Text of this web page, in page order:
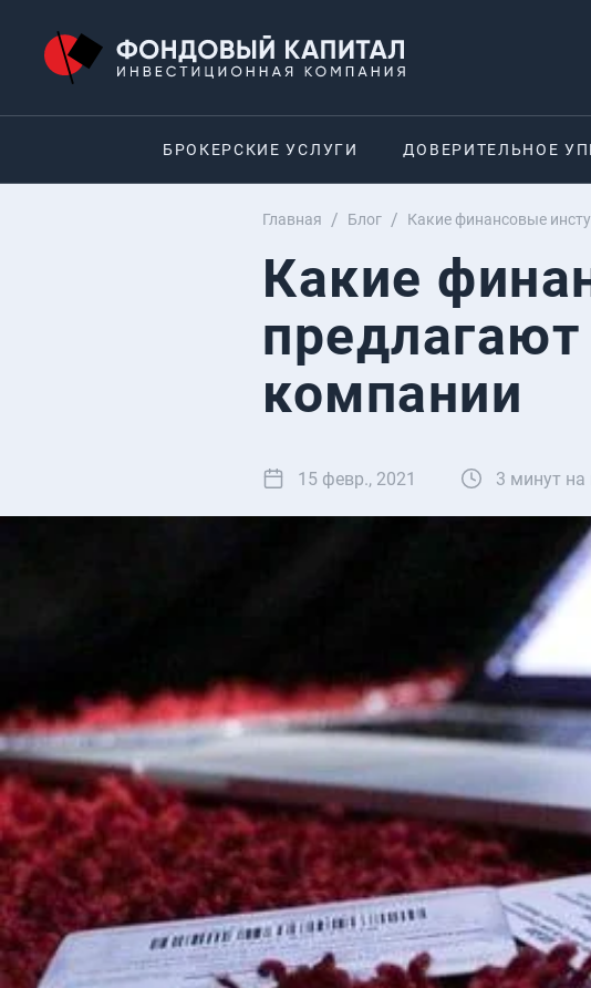
БРОКЕРСКИЕ УСЛУГИ ДОВЕРИТЕЛЬНОЕ
Главная Блог Какие финансовые
Какие
компании
15 февр., 2021 3 минут на